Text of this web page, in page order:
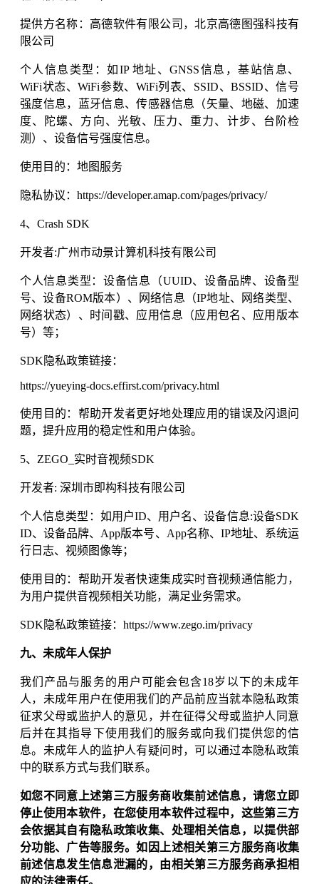
提供方名称：高德软件有限公司，北京高德图强科技有
限公司
个人信息类型：如IP 地址、GNSS信息，基站信息、
WiFi状态、WiFi参数、WiFi列表、SSID、BSSID、信号
强度信息，蓝牙信息、传感器信息（矢量、地磁、加速
度、陀螺、方向、光敏、压力、重力、计步、台阶检
测）、设备信号强度信息。
使用目的：地图服务
隐私协议：https://developer.amap.com/pages/privacy/
4、Crash SDK
开发者:广州市动景计算机科技有限公司
个人信息类型：设备信息（UUID、设备品牌、设备型
号、设备ROM版本）、网络信息（IP地址、网络类型、
网络状态）、时间戳、应用信息（应用包名、应用版本
号）等；
SDK隐私政策链接：
https://yueying-docs.effirst.com/privacy.html
使用目的：帮助开发者更好地处理应用的错误及闪退问
题，提升应用的稳定性和用户体验。
5、ZEGO_实时音视频SDK
开发者: 深圳市即构科技有限公司
个人信息类型：如用户ID、用户名、设备信息:设备SDK
ID、设备品牌、App版本号、App名称、IP地址、系统运
行日志、视频图像等；
使用目的：帮助开发者快速集成实时音视频通信能力，
为用户提供音视频相关功能，满足业务需求。
SDK隐私政策链接：https://www.zego.im/privacy
九、未成年人保护
我们产品与服务的用户可能会包含18岁以下的未成年
人，未成年用户在使用我们的产品前应当就本隐私政策
征求父母或监护人的意见，并在征得父母或监护人同意
后并在其指导下使用我们的服务或向我们提供您的信
息。未成年人的监护人有疑问时，可以通过本隐私政策
中的联系方式与我们联系。
如您不同意上述第三方服务商收集前述信息，请您立即
停止使用本软件，在您使用本软件过程中，这些第三方
会依据其自有隐私政策收集、处理相关信息，以提供部
分功能、广告等服务。如因上述相关第三方服务商收集
前述信息发生信息泄漏的，由相关第三方服务商承担相
应的法律责任。